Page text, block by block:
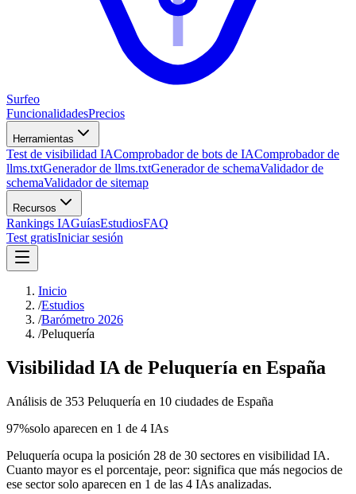
Surfeo
FuncionalidadesPrecios
Herramientas
Test de visibilidad IAComprobador de bots de IAComprobador de
llms.txtGenerador de llms.txtGenerador de schemaValidador de
schemaValidador de sitemap
Recursos
Rankings IAGuíasEstudiosFAQ
Test gratisIniciar sesión
Inicio
/Estudios
/Barómetro 2026
/Peluquería
Visibilidad IA de Peluquería en España
Análisis de 353 Peluquería en 10 ciudades de España
97%solo aparecen en 1 de 4 IAs
Peluquería ocupa la posición 28 de 30 sectores en visibilidad IA.
Cuanto mayor es el porcentaje, peor: significa que más negocios de
ese sector solo aparecen en 1 de las 4 IAs analizadas.